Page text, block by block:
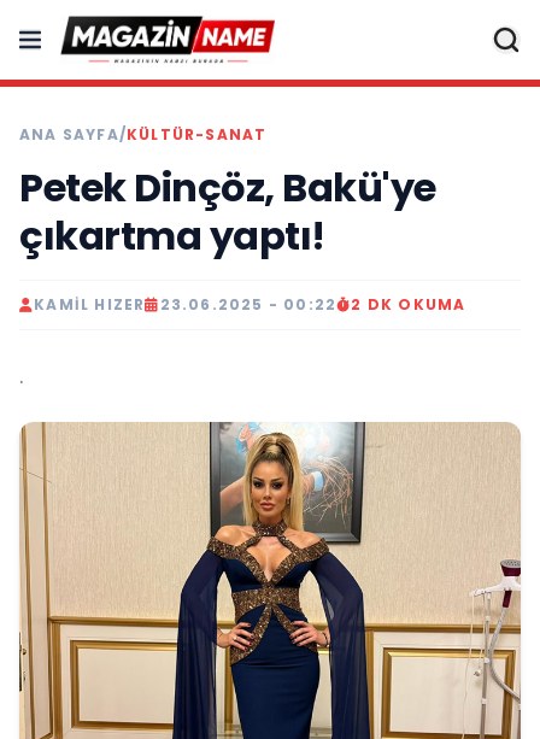
ANA SAYFA/KÜLTÜR-SANAT
Petek Dinçöz, Bakü'ye
çıkartma yaptı!
KAMIL HIZER 23.06.2025 - 00:22 2 DK OKUMA
.